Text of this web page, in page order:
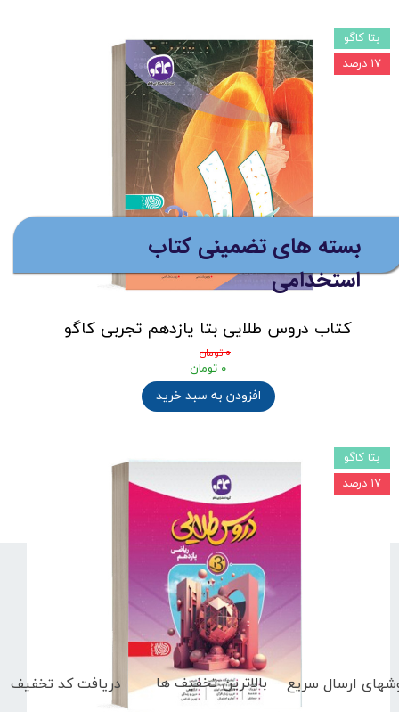
کتاب دروس طلایی بتا یازدهم تجربی کاگو
۰ تومان
۰ تومان
افزودن به سبد خرید
بتا کاگو
۱۷ درصد
بتا کاگو
۱۷ درصد
بسته های تضمینی کتاب
استخدامی
ارسال سریع دریافت کد تخفیف بالاترین تخفیف ها